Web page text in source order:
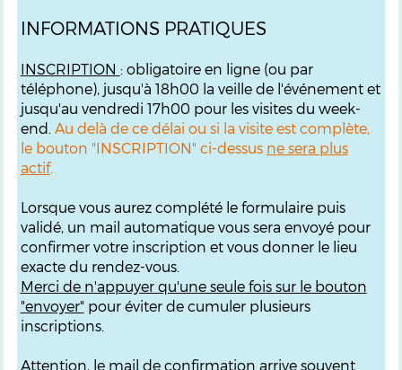
INFORMATIONS PRATIQUES
INSCRIPTION : obligatoire en ligne (ou par
téléphone), jusqu'à 18h00 la veille de l'événement et
jusqu'au vendredi 17h00 pour les visites du week-
end. Au delà de ce délai ou si la visite est complète,
le bouton "INSCRIPTION" ci-dessus ne sera plus
actif.
Lorsque vous aurez complété le formulaire puis
validé, un mail automatique vous sera envoyé pour
confirmer votre inscription et vous donner le lieu
exacte du rendez-vous.
Merci de n'appuyer qu'une seule fois sur le bouton
"envoyer" pour éviter de cumuler plusieurs
inscriptions.
Attention, le mail de confirmation arrive souvent